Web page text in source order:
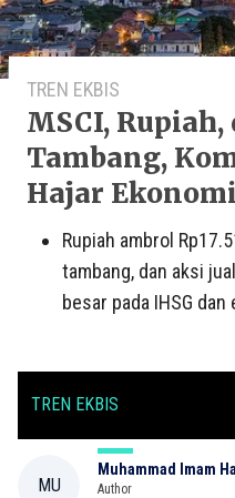
TREN EKBIS
MSCI,
Tambang,
Hajar
Rupiah ambrol
tambang, dan aksi
besar pada IHSG
TREN EKBIS
MU
Muhammad Imam
Author